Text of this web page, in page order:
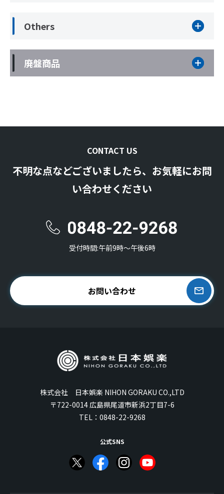
Others
廃盤商品
CONTACT US
不明な点などございましたら、お気軽にお問
い合わせください
受付時間:午前9時〜午後6時
お問い合わせ
株式会社 日本娯楽 NIHON GORAKU CO.,LTD
〒722-0014 広島県尾道市新浜2丁目7-6
TEL： 0848-22-9268
公式SNS